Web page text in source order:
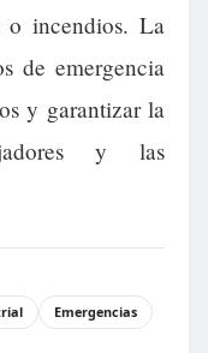
o incendios. La
de emergencia
y garantizar la
y las
Emergencias